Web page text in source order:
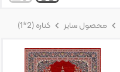
محصول سایز کناره (2*1)